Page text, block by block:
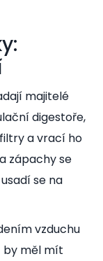
majitelé
digestoře,
a vrací ho
zápachy se
se na
vzduchu
by měl mít